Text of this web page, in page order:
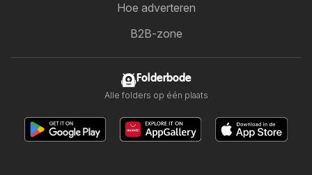
Hoe adverteren
B2B-zone
Folderbode
Alle folders op één plaats